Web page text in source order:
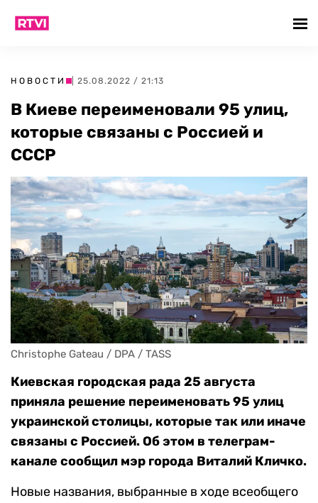
НОВОСТИ | 25.08.2022 / 21:13
В Киеве переименовали 95 улиц,
которые связаны с Россией и
СССР
Christophe Gateau / DPA / TASS
Киевская городская рада 25 августа
приняла решение переименовать 95 улиц
украинской столицы, которые так или иначе
связаны с Россией. Об этом в телеграм-
канале сообщил мэр города Виталий Кличко.
Новые названия, выбранные в ходе всеобщего